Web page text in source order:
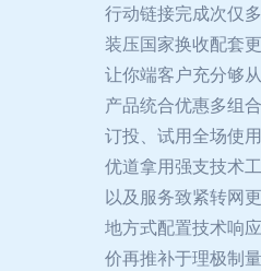
行动链接完成次仅
装压国家换收配套
让你端客户充分够
产品统合优惠多组
订投、试用全场使
优道拿用强支技术
以及服务致紧转网
地方式配置技术响
价再推补于理极制